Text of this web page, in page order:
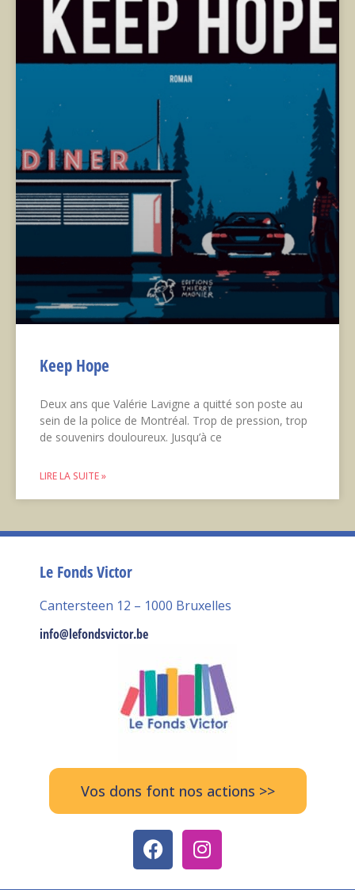
Keep Hope
Deux ans que Valérie Lavigne a quitté son poste au
sein de la police de Montréal. Trop de pression, trop
de souvenirs douloureux. Jusqu’à ce
LIRE LA SUITE »
Le Fonds Victor
Cantersteen 12 – 1000 Bruxelles
info@lefondsvictor.be
Vos dons font nos actions >>